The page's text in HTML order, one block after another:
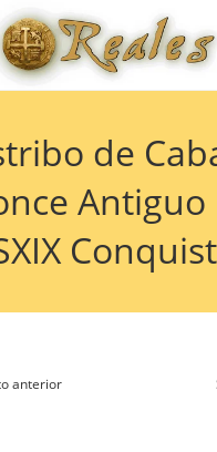
de
Antiguo
anterior